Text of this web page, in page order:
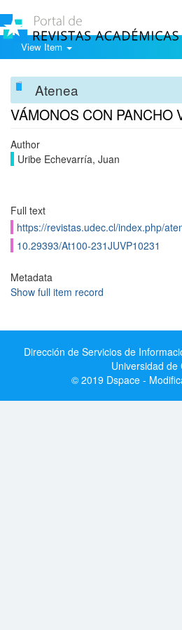
View Item
Atenea
VÁMONOS CON PANCHO
Author
Uribe Echevarría, Juan
Full text
https://revistas.udec.cl/index.php/
10.29393/At100-231JUVP10231
Metadata
Show full item record
Dirección de Servicios de
Universidad de
© 2019 Dspace -